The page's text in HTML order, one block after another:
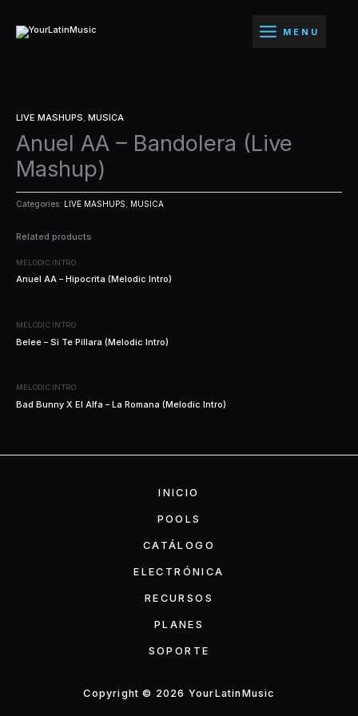
contenido
MENU
LIVE MASHUPS, MUSICA
Anuel AA – Bandolera (Live
Mashup)
Categories: LIVE MASHUPS, MUSICA
Related products
MELODIC INTRO
Anuel AA – Hipocrita (Melodic Intro)
MELODIC INTRO
Belee – Si Te Pillara (Melodic Intro)
MELODIC INTRO
Bad Bunny X El Alfa – La Romana (Melodic Intro)
INICIO
POOLS
CATÁLOGO
ELECTRÓNICA
RECURSOS
PLANES
SOPORTE
Copyright © 2026 YourLatinMusic